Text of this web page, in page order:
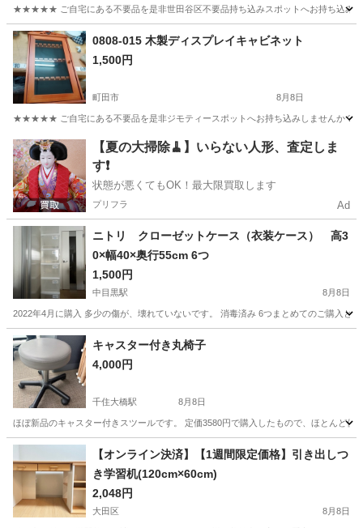
★★★★★ ご自宅にある不要品を是非世田谷区不要品持ち込みスポットへお持ち込みし
東京 世田谷区 スポット
0808-015 木製ディスプレイキャビネット
1,500円
町田市 8月8日
★★★★★ ご自宅にある不要品を是非ジモティースポットへお持ち込みしませんか？
東京 町田市 収納家具 現地
【夏の大掃除🧹】いらない人形、査定しま
す❗️
状態が悪くてもOK！最大限買取します
プリフラ Ad
ニトリ クローゼットケース（衣装ケース） 高3
0×幅40×奥行55cm 6つ
1,500円
中目黒駅 8月8日
2022年4月に購入 多少の傷が、壊れていないです。 消毒済み 6つまとめてのご購入と
東京 目黒区 中目黒駅 収納家具
キャスター付き丸椅子
4,000円
千住大橋駅 8月8日
ほぼ新品のキャスター付きスツールです。 定価3580円で購入したもので、ほとんど
東京 足立区 千住大橋駅 椅子
【オンライン決済】【1週間限定価格】引き出しつ
き学習机(120cm×60cm)
2,048円
大田区 8月8日